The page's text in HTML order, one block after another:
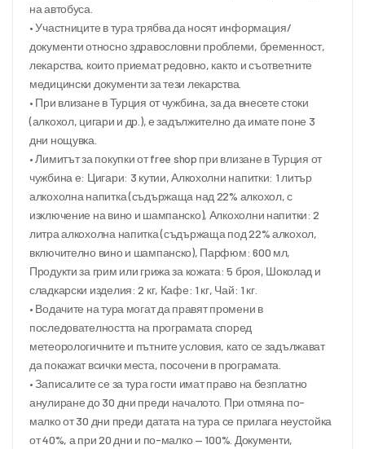
на автобуса.
• Участниците в тура трябва да носят информация/
документи относно здравословни проблеми, бременност,
лекарства, които приемат редовно, както и съответните
медицински документи за тези лекарства.
• При влизане в Турция от чужбина, за да внесете стоки
(алкохол, цигари и др.), е задължително да имате поне 3
дни нощувка.
• Лимитът за покупки от free shop при влизане в Турция от
чужбина е: Цигари: 3 кутии, Алкохолни напитки: 1 литър
алкохолна напитка (съдържаща над 22% алкохол, с
изключение на вино и шампанско), Алкохолни напитки: 2
литра алкохолна напитка (съдържаща под 22% алкохол,
включително вино и шампанско), Парфюм: 600 мл,
Продукти за грим или грижа за кожата: 5 броя, Шоколад и
сладкарски изделия: 2 кг, Кафе: 1 кг, Чай: 1 кг.
• Водачите на тура могат да правят промени в
последователността на програмата според
метеорологичните и пътните условия, като се задължават
да покажат всички места, посочени в програмата.
• Записалите се за тура гости имат право на безплатно
анулиране до 30 дни преди началото. При отмяна по-
малко от 30 дни преди датата на тура се прилага неустойка
от 40%, а при 20 дни и по-малко — 100%. Документи,